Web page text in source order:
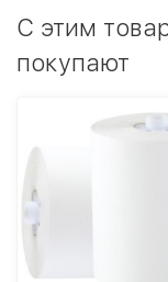
C этим
покупают